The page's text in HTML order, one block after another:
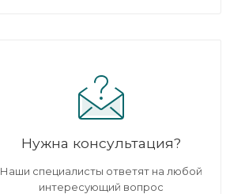
Нужна консультация?
Наши специалисты ответят на любой
интересующий вопрос